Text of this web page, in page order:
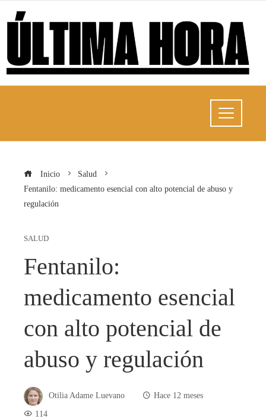
Inicio
Salud
Fentanilo: medicamento esencial con alto potencial de abuso y
regulación
SALUD
Fentanilo:
medicamento esencial
con alto potencial de
abuso y regulación
Otilia Adame Luevano
Hace 12 meses
114